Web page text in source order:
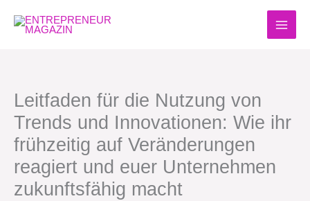
Inhalt
springen
Leitfaden für die Nutzung von
Trends und Innovationen: Wie ihr
frühzeitig auf Veränderungen
reagiert und euer Unternehmen
zukunftsfähig macht